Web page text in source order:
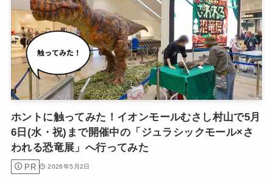
ホントに触ってみた！イオンモールむさし村山で5月
6日(水・祝)まで開催中の「ジュラシックモール×さ
われる恐竜展」へ行ってみた
PR 2026年5月2日